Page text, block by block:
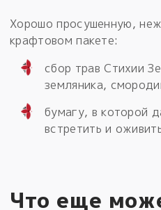
Хорошо просушенную,
крафтовом пакете:
сбор трав Стихии
земляника,
бумагу, в которой
встретить и
Что еще